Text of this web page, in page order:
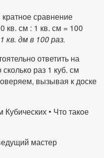
сравнение
кв. см : 1 кв. см = 100
кв. дм в 100 раз.
ответить на
раз 1 куб. см
вызывая к доске